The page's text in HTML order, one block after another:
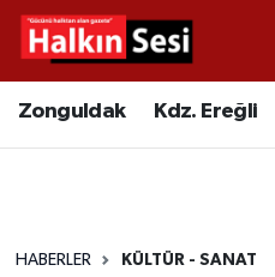
Zonguldak Kdz. Ereğli
HABERLER KÜLTÜR - SANAT
Video
Çaycuma
Merkez Hava Durumu